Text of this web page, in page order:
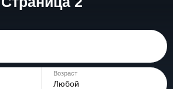
Возраст
Любой